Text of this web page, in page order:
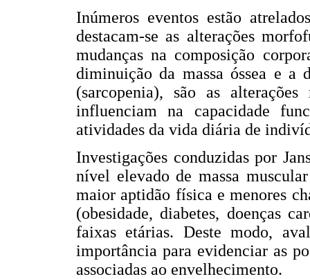
Inúmeros eventos estão
destacam-se as alterações
mudanças na composição
diminuição da massa óssea e a
(sarcopenia), são as
influenciam na capacidade
atividades da vida diária de
Investigações conduzidas por
nível elevado de massa
maior aptidão física e menores
(obesidade, diabetes, doenças
faixas etárias. Deste modo,
importância para evidenciar as
associadas ao envelhecimento.